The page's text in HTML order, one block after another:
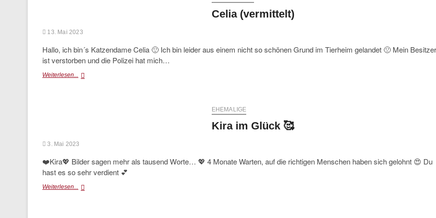
Celia (vermittelt)
13. Mai 2023
Hallo, ich bin´s Katzendame Celia 🙂 Ich bin leider aus einem nicht so schönen Grund im Tierheim gelandet 🙁 Mein Besitzer
ist verstorben und die Polizei hat mich…
Weiterlesen... Celia
EHEMALIGE
Kira im Glück 🥰
3. Mai 2023
❤️Kira💖 Bilder sagen mehr als tausend Worte… 💖 4 Monate Warten, auf die richtigen Menschen haben sich gelohnt 😍 Du
hast es so sehr verdient 💕
Weiterlesen... Kira